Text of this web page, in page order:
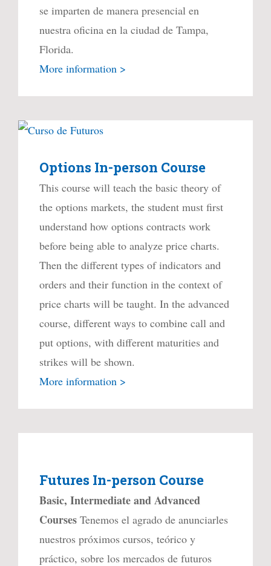
se imparten de manera presencial en
nuestra oficina en la ciudad de Tampa,
Florida.
More information >
Options In-person Course
This course will teach the basic theory of
the options markets, the student must first
understand how options contracts work
before being able to analyze price charts.
Then the different types of indicators and
orders and their function in the context of
price charts will be taught. In the advanced
course, different ways to combine call and
put options, with different maturities and
strikes will be shown.
More information >
Futures In-person Course
Basic, Intermediate and Advanced
Courses Tenemos el agrado de anunciarles
nuestros próximos cursos, teórico y
práctico, sobre los mercados de futuros